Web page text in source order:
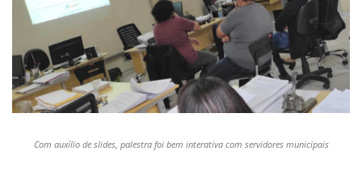
Com auxílio de slides, palestra foi bem interativa com servidores municipais